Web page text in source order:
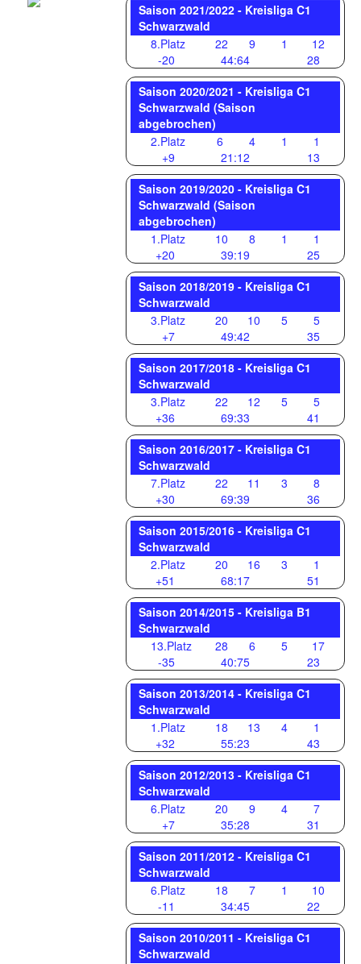
Saison 2021/2022 - Kreisliga C1
Schwarzwald
8.Platz
22 9 1
12
-20
44:64
28
Saison 2020/2021 - Kreisliga C1
Schwarzwald (Saison
abgebrochen)
2.Platz
6 4 1
1
+9
21:12
13
Saison 2019/2020 - Kreisliga C1
Schwarzwald (Saison
abgebrochen)
1.Platz
10 8 1
1
+20
39:19
25
Saison 2018/2019 - Kreisliga C1
Schwarzwald
3.Platz
20 10 5
5
+7
49:42
35
Saison 2017/2018 - Kreisliga C1
Schwarzwald
3.Platz
22 12 5
5
+36
69:33
41
Saison 2016/2017 - Kreisliga C1
Schwarzwald
7.Platz
22 11 3
8
+30
69:39
36
Saison 2015/2016 - Kreisliga C1
Schwarzwald
2.Platz
20 16 3
1
+51
68:17
51
Saison 2014/2015 - Kreisliga B1
Schwarzwald
13.Platz
28 6 5
17
-35
40:75
23
Saison 2013/2014 - Kreisliga C1
Schwarzwald
1.Platz
18 13 4
1
+32
55:23
43
Saison 2012/2013 - Kreisliga C1
Schwarzwald
6.Platz
20 9 4
7
+7
35:28
31
Saison 2011/2012 - Kreisliga C1
Schwarzwald
6.Platz
18 7 1
10
-11
34:45
22
Saison 2010/2011 - Kreisliga C1
Schwarzwald